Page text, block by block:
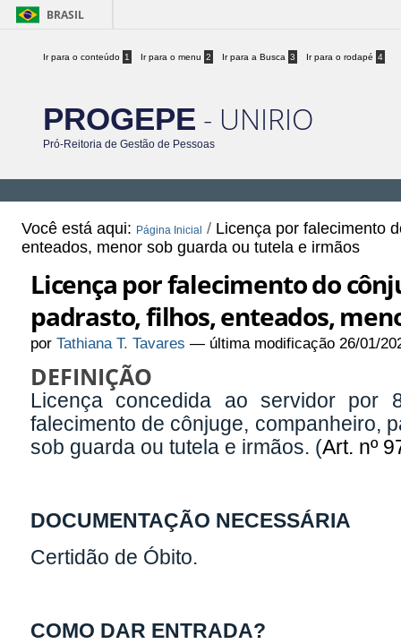
BRASIL
Ir para o conteúdo 1 Ir para o menu 2 Ir para a Busca 3 Ir para o rodapé 4
PROGEPE - UNIRIO
Pró-Reitoria de Gestão de Pessoas
Você está aqui: Página Inicial / Licença por falecimento
enteados, menor sob guarda ou tutela e irmãos
Licença por falecimento do
padrasto, filhos, enteados,
porTathiana T. Tavares — última modificação 26/01/
DEFINIÇÃO
Licença concedida ao servidor
falecimento de cônjuge, companheiro,
sob guarda ou tutela e irmãos. (Art. nº
DOCUMENTAÇÃO NECESSÁRIA
Certidão de Óbito.
COMO DAR ENTRADA?